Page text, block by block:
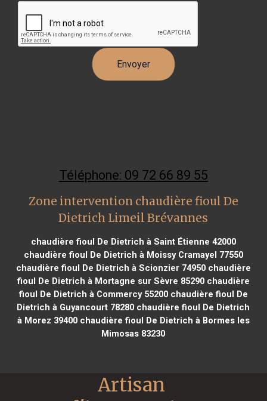
Téléphone: 09 72 66 89 55
Zone intervention chaudière fioul De
Dietrich Limeil Brévannes
chaudière fioul De Dietrich à Saint Étienne 42000
chaudière fioul De Dietrich à Moissy Cramayel 77550
chaudière fioul De Dietrich à Scionzier 74950chaudière
fioul De Dietrich à Mortagne sur Sèvre 85290chaudière
fioul De Dietrich à Commercy 55200chaudière fioul De
Dietrich à Guyancourt 78280 chaudière fioul De Dietrich
à Morez 39400chaudière fioul De Dietrich à Bormes les
Mimosas 83230
Artisan